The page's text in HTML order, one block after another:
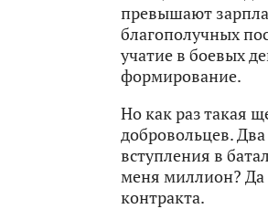
превышают
благополучных
учатие в боевых
формирование.
Но как раз такая
добровольцев.
вступления в
меня миллион? Да
контракта.